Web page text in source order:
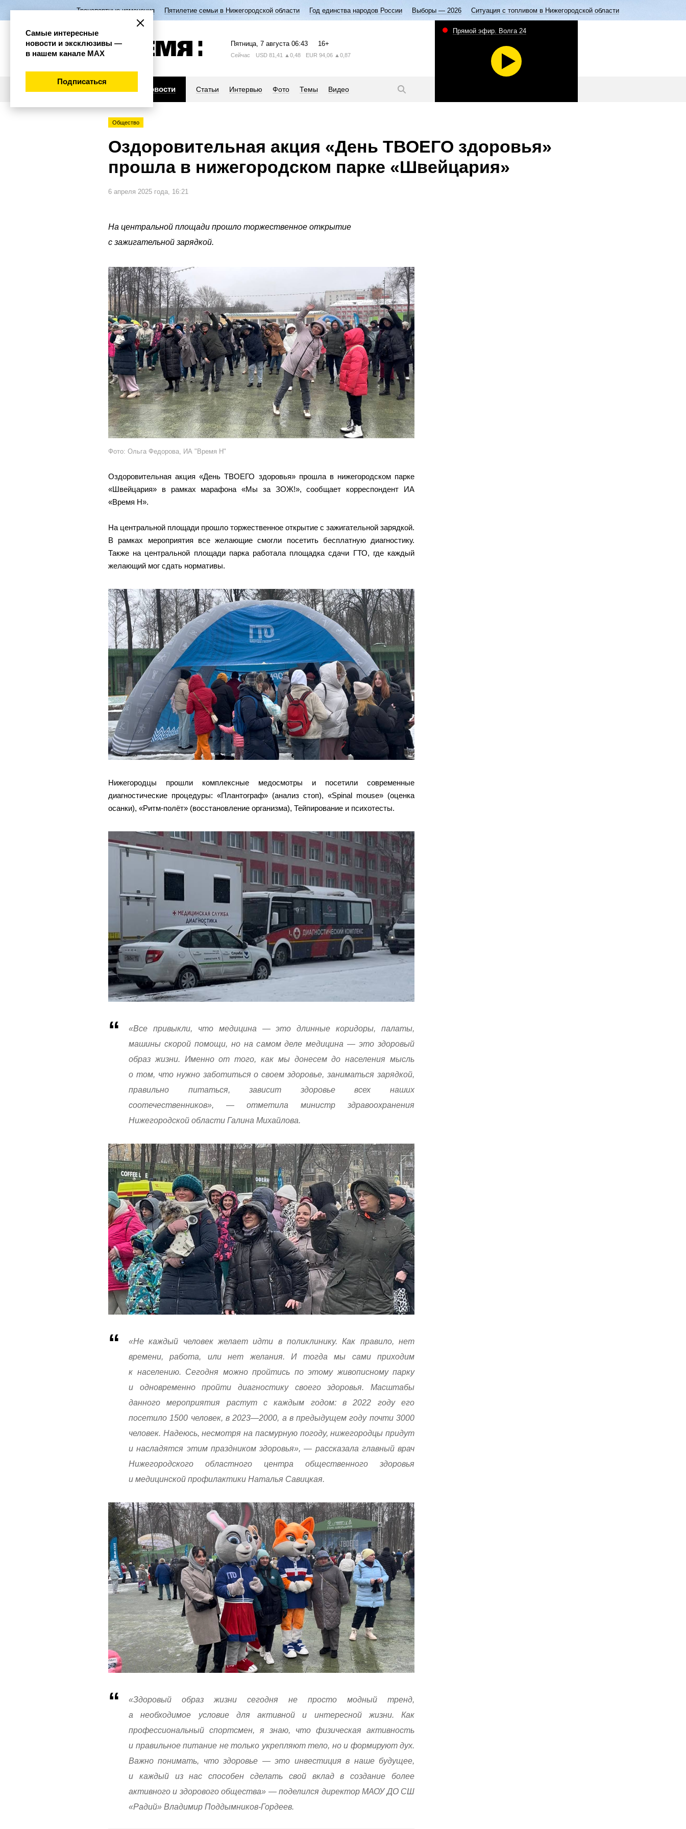
Транспортные изменения Пятилетие семьи в Нижегородской области Год единства народов России Выборы — 2026 Ситуация с топливом в Нижегородской области
Пятница, 7 августа 06:43 16+
Сейчас USD 81,41 ▲0,48 EUR 94,06 ▲0,87
Новости Статьи Интервью Фото Темы Видео
Прямой эфир. Волга 24
Общество
Оздоровительная акция «День ТВОЕГО здоровья»
прошла в нижегородском парке «Швейцария»
6 апреля 2025 года, 16:21
На центральной площади прошло торжественное открытие
с зажигательной зарядкой.
Фото: Ольга Федорова, ИА "Время Н"
Оздоровительная акция «День ТВОЕГО здоровья» прошла в нижегородском парке
«Швейцария» в рамках марафона «Мы за ЗОЖ!», сообщает корреспондент ИА
«Время Н».
На центральной площади прошло торжественное открытие с зажигательной зарядкой.
В рамках мероприятия все желающие смогли посетить бесплатную диагностику.
Также на центральной площади парка работала площадка сдачи ГТО, где каждый
желающий мог сдать нормативы.
Нижегородцы прошли комплексные медосмотры и посетили современные
диагностические процедуры: «Плантограф» (анализ стоп), «Spinal mouse» (оценка
осанки), «Ритм-полёт» (восстановление организма), Тейпирование и психотесты.
«Все привыкли, что медицина — это длинные коридоры, палаты,
машины скорой помощи, но на самом деле медицина — это здоровый
образ жизни. Именно от того, как мы донесем до населения мысль
о том, что нужно заботиться о своем здоровье, заниматься зарядкой,
правильно питаться, зависит здоровье всех наших
соотечественников», — отметила министр здравоохранения
Нижегородской области Галина Михайлова.
«Не каждый человек желает идти в поликлинику. Как правило, нет
времени, работа, или нет желания. И тогда мы сами приходим
к населению. Сегодня можно пройтись по этому живописному парку
и одновременно пройти диагностику своего здоровья. Масштабы
данного мероприятия растут с каждым годом: в 2022 году его
посетило 1500 человек, в 2023—2000, а в предыдущем году почти 3000
человек. Надеюсь, несмотря на пасмурную погоду, нижегородцы придут
и насладятся этим праздником здоровья», — рассказала главный врач
Нижегородского областного центра общественного здоровья
и медицинской профилактики Наталья Савицкая.
«Здоровый образ жизни сегодня не просто модный тренд,
а необходимое условие для активной и интересной жизни. Как
профессиональный спортсмен, я знаю, что физическая активность
и правильное питание не только укрепляют тело, но и формируют дух.
Важно понимать, что здоровье — это инвестиция в наше будущее,
и каждый из нас способен сделать свой вклад в создание более
активного и здорового общества» — поделился директор МАОУ ДО СШ
«Радий» Владимир Поддымников-Гордеев.
Самые интересные
новости и эксклюзивы —
в нашем канале МАХ
Подписаться